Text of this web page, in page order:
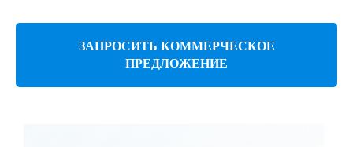
ЗАПРОСИТЬ КОММЕРЧЕСКОЕ
ПРЕДЛОЖЕНИЕ